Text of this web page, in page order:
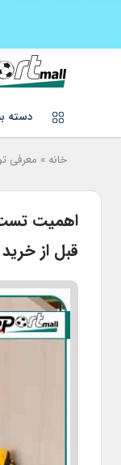
دسته
خانه » معرفی
اهمیت تست
قبل از خرید در